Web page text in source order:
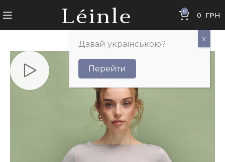
0 0 ГРН
Давай українською?
Перейти